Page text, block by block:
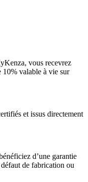
vous recevrez
valable à vie sur
et issus directement
d’une garantie
de fabrication ou